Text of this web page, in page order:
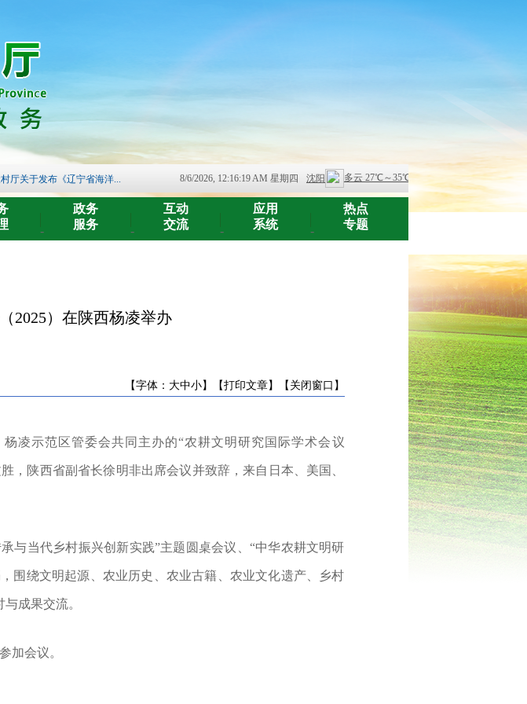
8/6/2026, 12:16:19 AM 星期四
省黑土地保护条例》 问卷...
业农村局深入乡镇督导农...
展畜牧领域法规与系统操...
翼蒙古族自治县召开政策...
厅关于发布《辽宁省海洋...
业系列中级及以下专业技...
农业系列高级专业技术职务...
牌培育名单公示
业农村局深入乡镇督导农...
牌培育名单公示
全省农业系列职称评审答...
展畜牧领域法规与系统操...
翼蒙古族自治县召开政策...
业系列中级及以下专业技...
牌培育名单公示
-
政务
服务
-
互动
交流
-
应用
系统
-
热点
专题
2025）在陕西杨凌举办
【关闭窗口】
【打印文章】
【字体： 大中小】
示范区管委会共同主办的“农耕文明研究国际学术会议
，陕西省副省长徐明非出席会议并致辞，来自日本、美国、
当代乡村振兴创新实践”主题圆桌会议、“中华农耕文明研
围绕文明起源、农业历史、农业古籍、农业文化遗产、乡村
成果交流。
加会议。